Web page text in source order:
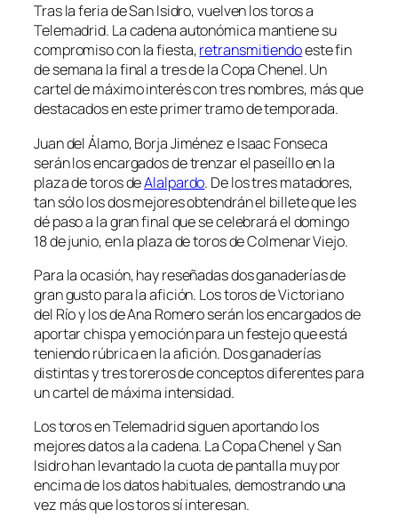
Tras la feria de San Isidro, vuelven los toros a
Telemadrid. La cadena autonómica mantiene su
compromiso con la fiesta,retransmitiendoeste fin
de semana la final a tres de la Copa Chenel. Un
cartel de máximo interés con tres nombres, más que
destacados en este primer tramo de temporada.
Juan del Álamo, Borja Jiménez e Isaac Fonseca
serán los encargados de trenzar el paseíllo en la
plaza de toros deAlalpardo. De los tres matadores,
tan sólo los dos mejores obtendrán el billete que les
dé paso a la gran final que se celebrará el domingo
18 de junio, en la plaza de toros de Colmenar Viejo.
Para la ocasión, hay reseñadas dos ganaderías de
gran gusto para la afición. Los toros de Victoriano
del Río y los de Ana Romero serán los encargados de
aportar chispa y emoción para un festejo que está
teniendo rúbrica en la afición. Dos ganaderías
distintas y tres toreros de conceptos diferentes para
un cartel de máxima intensidad.
Los toros en Telemadrid siguen aportando los
mejores datos a la cadena. La Copa Chenel y San
Isidro han levantado la cuota de pantalla muy por
encima de los datos habituales, demostrando una
vez más que los toros sí interesan.